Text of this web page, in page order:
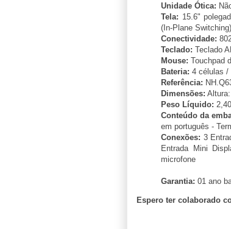
Unidade Ótica:
Tela: 15.6"
(In-Plane
Conectividade:
Teclado: Teclado
Mouse: Touchpad
Bateria: 4 células /
Referência:
Dimensões:
Peso Líquido:
Conteúdo da
em português -
Conexões: 3
Entrada Mini
microfone
Garantia: 01 ano
Espero ter colaborado